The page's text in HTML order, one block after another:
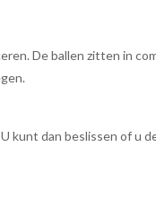
De ballen zitten in
kunt dan beslissen of u